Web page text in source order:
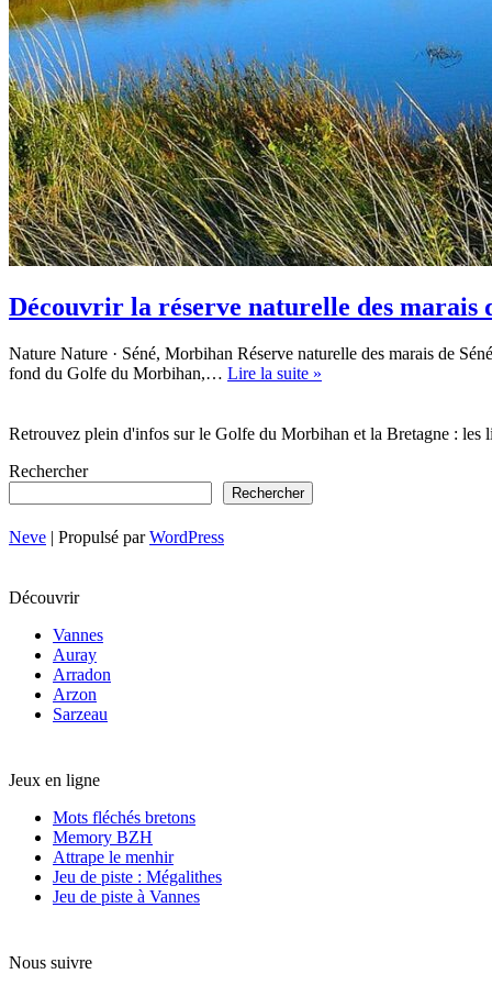
Découvrir la réserve naturelle des marais
Nature Nature · Séné, Morbihan Réserve naturelle des marais de
fond du Golfe du Morbihan,… Lire la suite »
naturelle
Retrouvez plein d'infos sur le Golfe du Morbihan et la Bretagne : les
Rechercher
Rechercher
Neve | Propulsé parWordPress
Découvrir
Vannes
Auray
Arradon
Arzon
Sarzeau
Jeux en ligne
Mots fléchés bretons
Memory BZH
Attrape le menhir
Jeu de piste : Mégalithes
Jeu de piste à Vannes
Nous suivre